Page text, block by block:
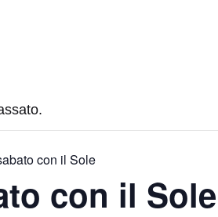
con il Sole
con il Sole